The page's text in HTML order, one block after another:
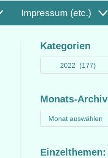
Impressum (etc.)
Kategorien
Monats-Archiv
Einzelthemen: